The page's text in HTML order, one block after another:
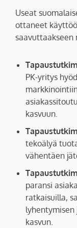
Useat
ottaneet
saavuttaakseen
PK-yritys
kasvuun.
tekoälyä
vähentäen
paransi
ratkaisuilla,
lyhentymisen
kasvun.